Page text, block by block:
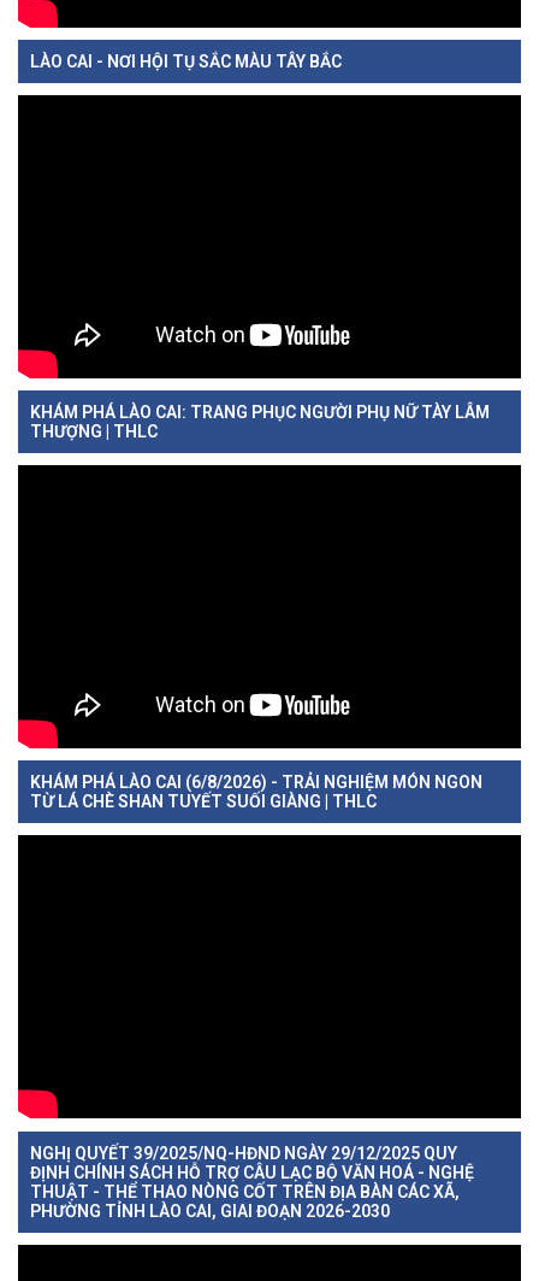
LÀO CAI - NƠI HỘI TỤ SẮC MÀU TÂY BẮC
KHÁM PHÁ LÀO CAI: TRANG PHỤC NGƯỜI PHỤ NỮ TÀY LÂM
THƯỢNG | THLC
KHÁM PHÁ LÀO CAI (6/8/2026) - TRẢI NGHIỆM MÓN NGON
TỪ LÁ CHÈ SHAN TUYẾT SUỐI GIÀNG | THLC
NGHỊ QUYẾT 39/2025/NQ-HĐND NGÀY 29/12/2025 QUY
ĐỊNH CHÍNH SÁCH HỖ TRỢ CÂU LẠC BỘ VĂN HOÁ - NGHỆ
THUẬT - THỂ THAO NÒNG CỐT TRÊN ĐỊA BÀN CÁC XÃ,
PHƯỜNG TỈNH LÀO CAI, GIAI ĐOẠN 2026-2030